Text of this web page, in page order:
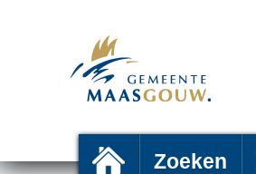
Zoeken